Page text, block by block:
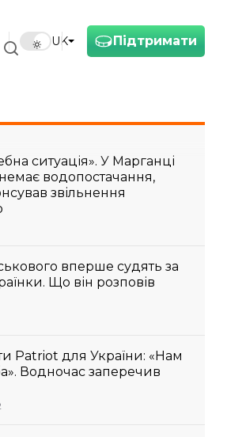
Підтримати
UK
ситуація». У Марганці
водопостачання,
звільнення
вперше судять за
Що він розповів
Patriot для України: «Нам
Водночас заперечив